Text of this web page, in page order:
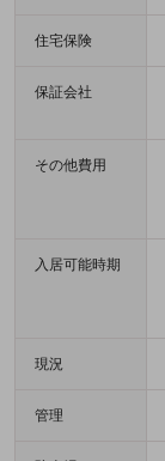
住宅保険
保証会社
その他費用
入居可能時期
現況
管理